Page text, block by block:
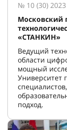
№ 10 (30) 2023
Московский
«СТАНКИН»
Ведущий
области
мощный
Университет
подход.